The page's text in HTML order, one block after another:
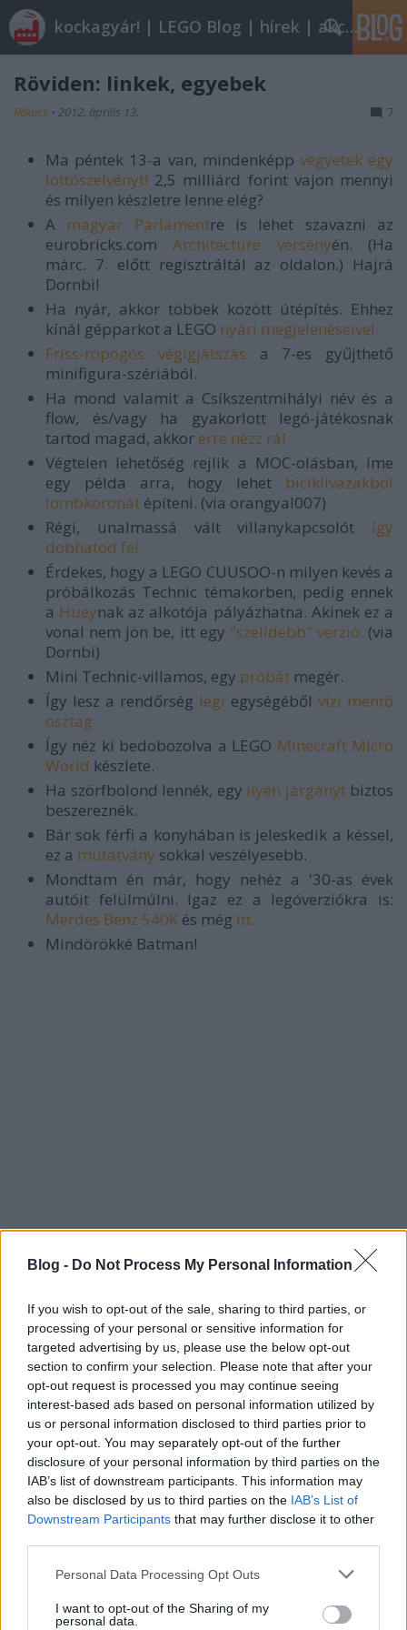
Blog - Do Not Process My Personal Information
If you wish to opt-out of the sale, sharing to third parties, or
processing of your personal or sensitive information for
targeted advertising by us, please use the below opt-out
section to confirm your selection. Please note that after your
opt-out request is processed you may continue seeing
interest-based ads based on personal information utilized by
us or personal information disclosed to third parties prior to
your opt-out. You may separately opt-out of the further
disclosure of your personal information by third parties on the
IAB’s list of downstream participants. This information may
also be disclosed by us to third parties on the IAB’s List of
Downstream Participants that may further disclose it to other
Please note that this website/app uses one or more Google
not limited to your visit or usage behaviour. You may click to
Personal Data Processing Opt Outs
I want to opt-out of the Sharing of my
personal data.
kockagyár! | LEGO Blog | hírek | akciók |
Röviden: linkek, egyebek
Rékocs • 2012. április 13. 7
Ma péntek 13-a van, mindenképp vegyetek egy
lottószelvényt! 2,5 milliárd forint vajon mennyi
és milyen készletre lenne elég?
A magyar Parlamentre is lehet szavazni az
eurobricks.com Architecture versenyén. (Ha
márc. 7. előtt regisztráltál az oldalon.) Hajrá
Dornbi!
Ha nyár, akkor többek között útépítés. Ehhez
kínál gépparkot a LEGO nyári megjelenéseivel.
Friss-ropogós végigjátszás a 7-es gyűjthető
minifigura-szériából.
Ha mond valamit a Csíkszentmihályi név és a
flow, és/vagy ha gyakorlott legó-játékosnak
tartod magad, akkor erre nézz rá!
Végtelen lehetőség rejlik a MOC-olásban, íme
egy példa arra, hogy lehet biciklivázakból
lombkoronát építeni. (via orangyal007)
Régi, unalmassá vált villanykapcsolót így
dobhatod fel.
Érdekes, hogy a LEGO CUUSOO-n milyen kevés a
próbálkozás Technic témakörben, pedig ennek
a Hueynak az alkotója pályázhatna. Akinek ez a
vonal nem jön be, itt egy "szelídebb" verzió. (via
Dornbi)
Mini Technic-villamos, egy próbát megér.
Így lesz a rendőrség légi egységéből vízi mentő
osztag.
Így néz ki bedobozolva a LEGO MInecraft Micro
World készlete.
Ha szörfbolond lennék, egy ilyen járgánytbiztos
beszereznék.
Bár sok férfi a konyhában is jeleskedik a késsel,
ez a mutatvány sokkal veszélyesebb.
Mondtam én már, hogy nehéz a '30-as évek
autóit felülmúlni. Igaz ez a legóverziókra is:
Merdes Benz 540K és még itt.
Mindörökké Batman!
Címkék:hírek video linkek lego batman röviden technic moc
woodie huey macaron zoetrope 4439 eurobricks.com
architecture verseny city summer sets 2012 cms7 steph77
psiaki proudlove mini tram
Kis magyar LEGO arcképcsarnok (6.):